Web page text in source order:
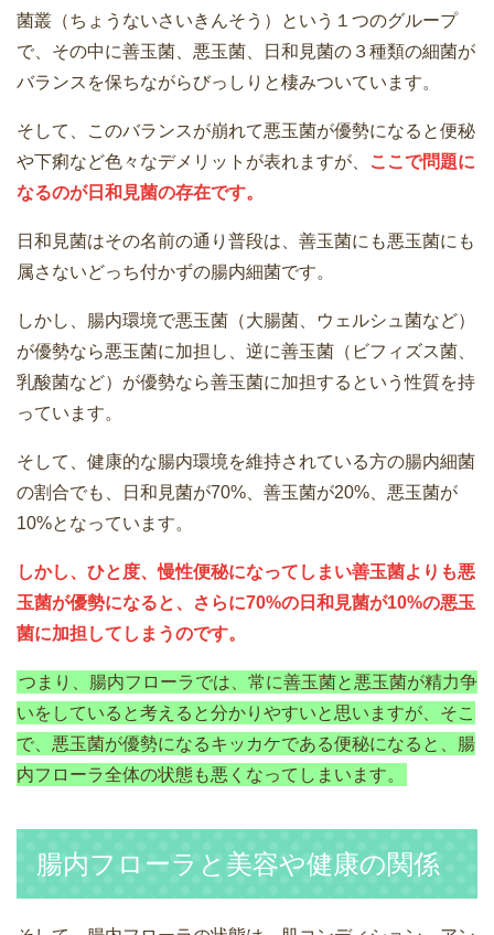
菌叢（ちょうないさいきんそう）という１つのグループ
で、その中に善玉菌、悪玉菌、日和見菌の３種類の細菌が
バランスを保ちながらびっしりと棲みついています。
そして、このバランスが崩れて悪玉菌が優勢になると便秘
や下痢など色々なデメリットが表れますが、
ここで問題に
なるのが日和見菌の存在です。
日和見菌はその名前の通り普段は、善玉菌にも悪玉菌にも
属さないどっち付かずの腸内細菌です。
しかし、腸内環境で悪玉菌（大腸菌、ウェルシュ菌など）
が優勢なら悪玉菌に加担し、逆に善玉菌（ビフィズス菌、
乳酸菌など）が優勢なら善玉菌に加担するという性質を持
っています。
そして、健康的な腸内環境を維持されている方の腸内細菌
の割合でも、日和見菌が70%、善玉菌が20%、悪玉菌が
10%となっています。
しかし、ひと度、慢性便秘になってしまい善玉菌よりも悪
玉菌が優勢になると、さらに70%の日和見菌が10%の悪玉
菌に加担してしまうのです。
つまり、腸内フローラでは、常に善玉菌と悪玉菌が精力争
いをしていると考えると分かりやすいと思いますが、そこ
で、悪玉菌が優勢になるキッカケである便秘になると、腸
内フローラ全体の状態も悪くなってしまいます。
腸内フローラと美容や健康の関係